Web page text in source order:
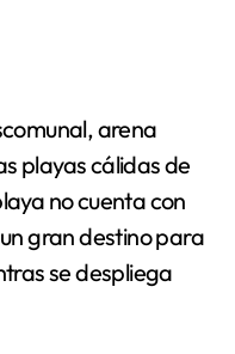
arena
playas cálidas de
no cuenta con
gran destino para
se despliega